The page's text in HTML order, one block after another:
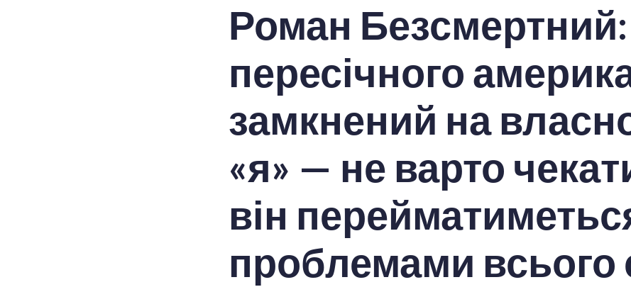
Роман Безсмертний:
пересічного
замкнений на
«я» — не варто
він
проблемами всього